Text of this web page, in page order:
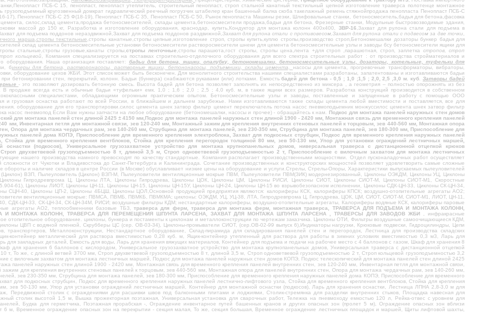
ПСБ-С 15, пенопласт, пенопласт утеплитель, строительный пенопласт, строп стальной канатный текстильный цепной изготовление траверса полотенце монтажное
грузоподъемный кругозвенный домкрат гидравлический реечный погрузчик штабелер кран башенный балка скоба такелажный ремень стяжнойпродажа пенопласта Пенопласт ПСБ-С
17), Пенопласт ПСБ-С 25 Ф(18-19), Пенопласт ПСБ-С 35, Пенопласт ПСБ-С 50, Рынок пенопласта Машины резки, Шлифовальные станки, бетоносмеситель,бадья для бетона,фасовка
силос,склад цемента,продажа бетоносмесителей, склады цемента,бетоносмесители продажа,бадьи для бетона, Фрезерные станки, Модульные быстровозводимые здания,
массой до 150 кг, Разработка и изготовление оборудования, краснодар, купить,Кондуктор для монтажа колонн 400х400,
ЗВР-16 ,Захват для рулона стали для подъема в
для подъема поддонов нераздвижной,Захват для подъема поддонов раздвижной, Захват для рулона стали с противовесом,Захват для рулона стали с подвесом за две точки
марша,стропы текстильные,стропы канатные,стропы цепные,изготовление строп, стропы купить,куплю стропы,производство строп,Бетономешалки дозаторы бункер бадья для
склад цемента бетоносмесительные установки бетоносмесители растворосмесители шнеки для цемента бетоносмесительные узлы и заводы бсу бетоносмесители ящики для
стальные,стропы грузовые,канаты стропы, стропы ленточные ,стропы парашюта,гост стропы, стропы цена,лента +для строп ,парашютная, строп, заплетка
стропов, строп
кольцевой
, Компания специализируется на поставках строительно-отделочного оборудования для всего спектра строительных работ : от производства стройматериалов и
оборудования. Наша организация поставляет: бадьи для бетона, ящики, опалубку, бетономешалки, бетоносмесительные узлы, дозаторы, котельные, туфельки для
бункеры для бетона, растворонасосы, растворные ящики, бетононасосы, подъемники, склады цемента,
насосы для цемента, прогревочные трансформаторы, вибраторы,
оборудование цехов ЖБИ. Этот список может быть бесконечен. Для монолитного строительства нашими специалистами разработаны, запатентованы и изготавливаются бадьи
бетонировании стен, перекрытий, колонн. Бадьи (бункера) снабжаются рукавами (или) лотками. Емкостьбадей для бетона - 0,5 ; 1,0 ;1,5 ; 2,0, 2,5 ,3,0 м. куб .Затворы бадей
- это позволяют дозировать бетонную смесь. Высота бадей для бетона позволяет заполнять их непосредственно из миксера , а геометрия – полностью опорожнять из без
В продаже всегда есть и обычные бадьи «туфельки» емк. 1,0 ; 1,6 ; 2,0 ; 2,5 ; 4,0 куб. м, в также ящики всех размеров. Разработка конструкций производится в собственном
специалистами, обладающими огромным практическим опытом. Бетоносмесительные узлы и заводы, поставленные и запущенные в работу с помощью ООО
и грузовая оснастка работают по всей России, в ближайшем и дальнем зарубежье. Нами изготавливаются также склады цемента любой вместимости и поставляется, все для
оборудование для его транспортировки.силос цемента шнек затвор фильтр цемент переключатель потока насос пневмоподьемник монжуссилос цемента шнек затвор фильтр
насос пневмопод Если Вам нужны запчасти на любое оборудование (бетономешалки, насосы и прочее) - обращайтесь к нам.
Подкос для монтажа панелей наружных стен домов
для монтажа панелей стен длиной 2425 ± 4150 мм,Подкос для монтажа панелей наружных стен длиной 1900 - 2420 мм, Монтажная связь для временного крепления панелей
мм, Инвентарная петля для монтажной связи, зев 120-240 мм, Монтажный зажим для крепления внутренних стеновых панелей к торцовым, зев 440-560 мм, Монтажная опора
Опора для монтажа чердачных рам, зев 140-260 мм, Струбцина для монтажа панелей, зев 230-350 мм, Струбцина для монтажа панелей, зев 180-300 мм, Приспособление для
панелей дома КОПЭ, Приспособление для временного крепления электроблока, Захват для подкосных струбцин, Подкос для временного крепления наружных панелей
Стойка для временного крепления вентблоков, Стойка для крепления перегородок толщиной 80 мм, зев 50-130 мм, Упор для установки ограждений лестничных маршей,
оснастки (подкосов), Универсальное грузозахватное устройство для монтажа крупнопанельных домов, ниверсальная траверса с дистанционной отцепкой крюков
двухветвевой грузоподъемностью 8 т, длиной 3,5 м, Строп одноветвевой грузоподъемностью 2 т, Приспособление с вилочным захватом для монтажа лестничных
нашего производства намного превосходят по качеству стандартные. Компания располагает производственными мощностями. Отдел пусконаладочных работ осуществляет
сложности от Чукотки и Владивостока до Санкт-Петербурга и Калининграда. Сочетание производственных и конструкторских мощностей позволяет удовлетворить самые сложные
обороты и наличие складов в центре России (в Москве) обуславливает низкие цены на оборудование и услуги.Стрелы, Стрелы-Опоры, Характеристики выпускаемых пылеуловителей
(Циклон) ВЗП, Пылеуловитель (Циклон) ВЗП-М, Пылеуловители вентиляционные мокрые ПВМ, Пылеуловители ПВМ(ЗИК) модернезированный, Циклоны ОЭКДМ, Циклоны УЦ, Циклоны
Гипродревпрома Ц, Циклоны ЛТА, Циклоны Гипродрева, Циклоны ЦОК, Циклоны ЦМ, Циклоны РИСИ, Циклоны СИОТ, Циклоны СИОТ-М, Циклоны СИОТ-М1, Скоростные
61), Циклоны ЛИОТ, Циклоны ЦН-11, Циклоны ЦН-15, Циклоны ЦН-15У, Циклоны ЦН-24, Циклоны ЦН-15 во взрывобезопасном исполнении, Циклоны СДК-ЦН-33, Циклоны СК-ЦН-34,
СЦН-40, Циклоны ЦП-2, Циклоны 4БЦШ, Циклоны ЦОЛ,Основной продукцией предприятия являются: калориферы КСК, калориферы КПСК; воздушно-отопительные агрегаты АО2;
вентиляционные мокрые: ПВМСА, ПВМБ, ПВМКБ, ПВМКМА; циклоны: ОЭКДМ, УЦ, УЦ-38, ЛТА, Гипродревпрома Ц, Гипродрева, ЦОК, ЦМ, СИОТ, СИОТ-М, СИОТ-М1, ЛИОТ, ЦН-11,
СДК-ЦН-33, СК-ЦН-34, СК-ЦН-34М, РИСИ; воздушные фильтры КДМ; нестандартные калориферы, воздушно-отопительные агрегаты, Калориферы водяные КСК, калориферы паровые
агрегаты АО2, теплообменники базовые ТБЗ, траверса для ферм, траверса для монтажа ферм, монтажная траверса, ТРАВЕРСА ДЛЯ ПОДЪЕМА И МОНТАЖА КОЛОНН,
И МОНТАЖА КОЛОНН, ТРАВЕРСА ДЛЯ ПЕРЕМЕЩЕНИЯ ШПУНТА ЛАРСЕНА, ЗАХВАТ ДЛЯ МОНТАЖА ШПУНТА ЛАРСЕНА , ТРАВЕРСЫ ДЛЯ ЗАВОДОВ ЖБИ
, инфракрасные
отопительное оборудование. циклоны, бункера и постаменты к циклонам и металлоконструкции по чертежам заказчика. Циклоны ОТИ, Фильтры воздушные самоочищающиеся КДМ,
ЦВП с водяной пленкой, Скрубберы ЦС (сер. ОВ-03-34), Циклоны-промыватели СИОТ, (сер.ОВ-02-99 выпуск 6),Индикаторы нагрузки, Крюковые подвески, Гидроцилиндры, Цепи
транспортеров, Металлоконструкции, Нестандартное оборудование, Склад-пирамида для складирования панелей стен и перегородок, Лестница для производства складских
контейнер металлический для раствора вместимостью 0,28 куб. м, Ящик-контейнер утепленный для раствора для работы в зимних условиях вместимостью 0,3 м3, Ларь для
для закладных деталей, Емкость для воды, Ларь для хранения вяжущих материалов, Контейнер для подъема и подачи на рабочее место с 4 баллонов с газом, Шкаф для хранения 8
для хранения 6 баллонов с кислородом, Универсальное грузозахватное устройство для монтажа крупнопанельных домов, Универсальная траверса с дистанционной отцепкой
т, То же, с длиной ветвей 3700 мм, Строп двухветвевой грузоподъемностью 8 т, длиной 3,5 м, Строп одноветвевой грузоподъемностью 2 т, Строп кольцевой грузоподъемностью 3,2
с вилочным захватом для монтажа лестничных маршей, Подкос для монтажа панелей наружных стен домов КОПЭ, Подкос телескопический для монтажа панелей стен длиной 2425
панелей наружных стен длиной 1900 - 2420 мм, Монтажная связь для временного крепления панелей внутренних стен, зев 120-240 мм, Инвентарная петля для монтажной связи,
для крепления внутренних стеновых панелей к торцовым, зев 440-560 мм, Монтажная опора для панелей внутренних стен, Опора для монтажа чердачных рам, зев 140-260 мм,
зев 230-350 мм, Струбцина для монтажа панелей, зев 180-300 мм, Приспособление для временного крепления наружных панелей дома КОПЭ, Приспособление для временного
для подкосных струбцин, Подкос для временного крепления наружных панелей лестнично-лифтового узла, Стойка для временного крепления вентблоков, Стойка для крепления
зев 50-130 мм, Упор для установки ограждений лестничных маршей, Контейнер для монтажной оснастки (подкосов), Ларь для хранения оснастки, Лестница ЛПНА 2,8-3,0 м для
Передвижной столик с ограждениями для расшивки швов под балконными плитами и лоджиями, Столик-стремянка для разделки внутренних стыков, Площадка навесная для
столик высотой 1,5 м, Вышка прожекторная поэтажная, Универсальная установка для сварочных работ, Тележка на пневмоходу емкостью 120 л, Рейка-отвес с уровнем для
Будка для герметчика, Поэтажная прорабская -, Ограждение инвентарное путей башенных кранов и других опасных зон (пролет 5 м), Ограждение опасных зон вблизи
6 м, Временное ограждение опасных зон на перекрытии - секция малая, То же, секция большая, Временное ограждение лестничных площадок и маршей, Щиты лифтовой шахты,